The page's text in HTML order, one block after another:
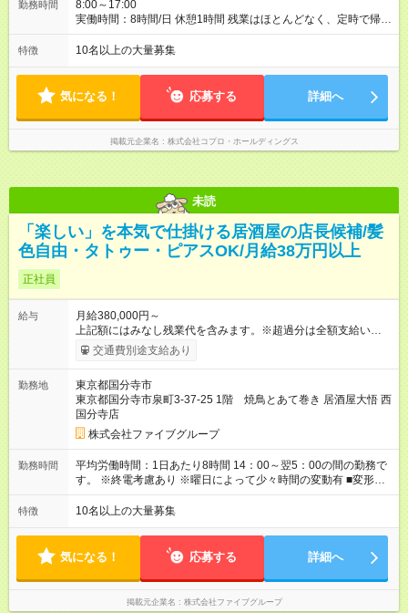
勤務時間
8:00～17:00
実働時間：8時間/日 休憩1時間 残業はほとんどなく、定時で帰れ
る日が多い働き方です。 毎日の業務は進捗管理や事務が中心な
ので、 「今日やるべき仕事」が終われば、自然と区切りをつけ
方を大切にしています。
特徴 10名以上の大量募集
気になる！ 応募する 詳細へ
掲載元企業名 株式会社コプロ・ホールディングス
未読
「楽しい」を本気で仕掛ける居酒屋の店長候補/髪
色自由・タトゥー・ピアスOK/月給38万円以上
正社員
給与
月給380,000円～
上記額にはみなし残業代を含みます。※超過分は全額支給いたし
ます。 みなし残業代 58,282円／月 みなし残業時間 36時間／月
■昇給あり 年2回の給与査定による ■賞与あり ■前払い賞与あり
■残業手当あり ■交通費支給（上限3万円/月） ■引越し手当 敷
金・礼金・保証金・保険料の初期費用+荷物運搬費を支給 ※規定
あり ■積立金制度 給与ならびに賞与から積立を行える(年利2%)
シフトは22:00～翌5:00の深夜帯に入ってもらうこともありま
す。 一般的な飲食業では、この深夜帯のお給料は「みなし」と
して基本給に含まれることがしばしば・・・ でもファイブでは
「別途」深夜手当を支給！ ただキツいだけの深夜業務では心か
てしっかり還元することを大事にしています！ 【試用期間】試
用期間あり 試用期間の長さ：3ヶ月 雇用形態、給与は本採用時
と同じです。
交通費別途支給あり
勤務地
東京都国分寺市
東京都国分寺市泉町3-37-25 1階 焼鳥とあて巻き 居酒屋大悟 西
国分寺店
株式会社ファイブグループ
勤務時間
平均労働時間：1日あたり8時間 14：00～翌5：00の間の勤務で
す。 ※終電考慮あり ※曜日によって少々時間の変動有 ■変形労
働時間制 ■実労働時間：8時間程度 ■休憩時間：1時間程度～2時
間 休憩時間は勤務時間による ■月平均所定労働時間：173時間 ■
14：00～翌5：00の間の勤務です。 ※終電考慮あり ※曜日によ
って少々時間の変動有 ■変形労働時間制 ■実労働時間：8時間程
度 ■休憩時間：1時間程度～2時間 休憩時間は勤務時間による ■
月平均所定労働時間：173時間 ■平均残業時間：42時間程度
特徴 10名以上の大量募集
気になる！ 応募する 詳細へ
掲載元企業名 株式会社ファイブグループ